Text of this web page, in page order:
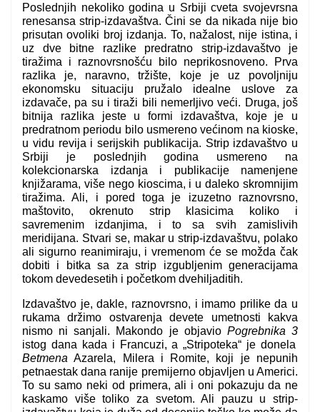
Poslednjih nekoliko godina u Srbiji cveta svojevrsna
renesansa strip-izdavaštva. Čini se da nikada nije bio
prisutan ovoliki broj izdanja. To, nažalost, nije istina, i
uz dve bitne razlike predratno strip-izdavaštvo je
tiražima i raznovrsnošću bilo neprikosnoveno. Prva
razlika je, naravno, tržište, koje je uz povoljniju
ekonomsku situaciju pružalo idealne uslove za
izdavače, pa su i tiraži bili nemerljivo veći. Druga, još
bitnija razlika jeste u formi izdavaštva, koje je u
predratnom periodu bilo usmereno većinom na kioske,
u vidu revija i serijskih publikacija. Strip izdavaštvo u
Srbiji je poslednjih godina usmereno na
kolekcionarska izdanja i publikacije namenjene
knjižarama, više nego kioscima, i u daleko skromnijim
tiražima. Ali, i pored toga je izuzetno raznovrsno,
maštovito, okrenuto strip klasicima koliko i
savremenim izdanjima, i to sa svih zamislivih
meridijana. Stvari se, makar u strip-izdavaštvu, polako
ali sigurno reanimiraju, i vremenom će se možda čak
dobiti i bitka sa za strip izgubljenim generacijama
tokom devedesetih i početkom dvehiljaditih.
Izdavaštvo je, dakle, raznovrsno, i imamo prilike da u
rukama držimo ostvarenja devete umetnosti kakva
nismo ni sanjali. Makondo je objavio Pogrebnika 3
istog dana kada i Francuzi, a „Stripoteka“ je donela
Betmena Azarela, Milera i Romite, koji je nepunih
petnaestak dana ranije premijerno objavljen u Americi.
To su samo neki od primera, ali i oni pokazuju da ne
kaskamo više toliko za svetom. Ali pauzu u strip-